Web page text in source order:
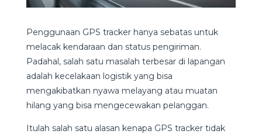
Penggunaan GPS tracker hanya sebatas untuk
melacak kendaraan dan status pengiriman.
Padahal, salah satu masalah terbesar di lapangan
adalah kecelakaan logistik yang bisa
mengakibatkan nyawa melayang atau muatan
hilang yang bisa mengecewakan pelanggan.
Itulah salah satu alasan kenapa GPS tracker tidak